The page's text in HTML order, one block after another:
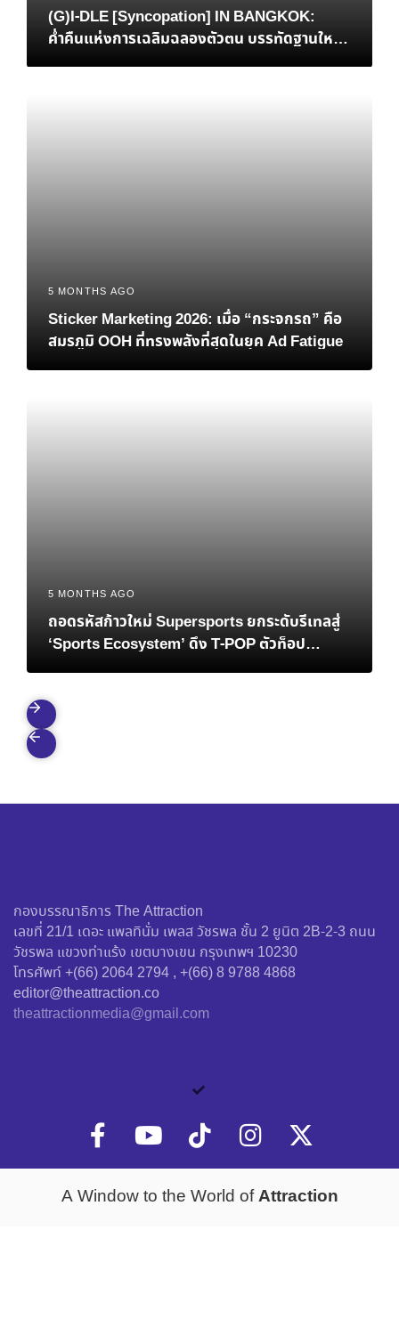
(G)I-DLE [Syncopation] IN BANGKOK:
ค่ำคืนแห่งการเฉลิมฉลองตัวตน บรรทัดฐานใหม่
ของ K-Pop และการกลับบ้านที่แสนอบอุ่นของ ‘มิ
5 MONTHS AGO
Sticker Marketing 2026: เมื่อ “กระจกรถ” คือ
สมรภูมิ OOH ที่ทรงพลังที่สุดในยุค Ad Fatigue
5 MONTHS AGO
ถอดรหัสก้าวใหม่ Supersports ยกระดับรีเทลสู่
‘Sports Ecosystem’ ดึง T-POP ตัวท็อป
ATLAS ปลุกสปิริตคนยุคใหม่
กองบรรณาธิการ The Attraction
เลขที่ 21/1 เดอะ แพลทินั่ม เพลส วัชรพล ชั้น 2 ยูนิต 2B-2-3 ถนน
วัชรพล แขวงท่าแร้ง เขตบางเขน กรุงเทพฯ 10230
โทรศัพท์ +(66) 2064 2794 , +(66) 8 9788 4868
editor@theattraction.co
theattractionmedia@gmail.com
A Window to the World ofAttraction